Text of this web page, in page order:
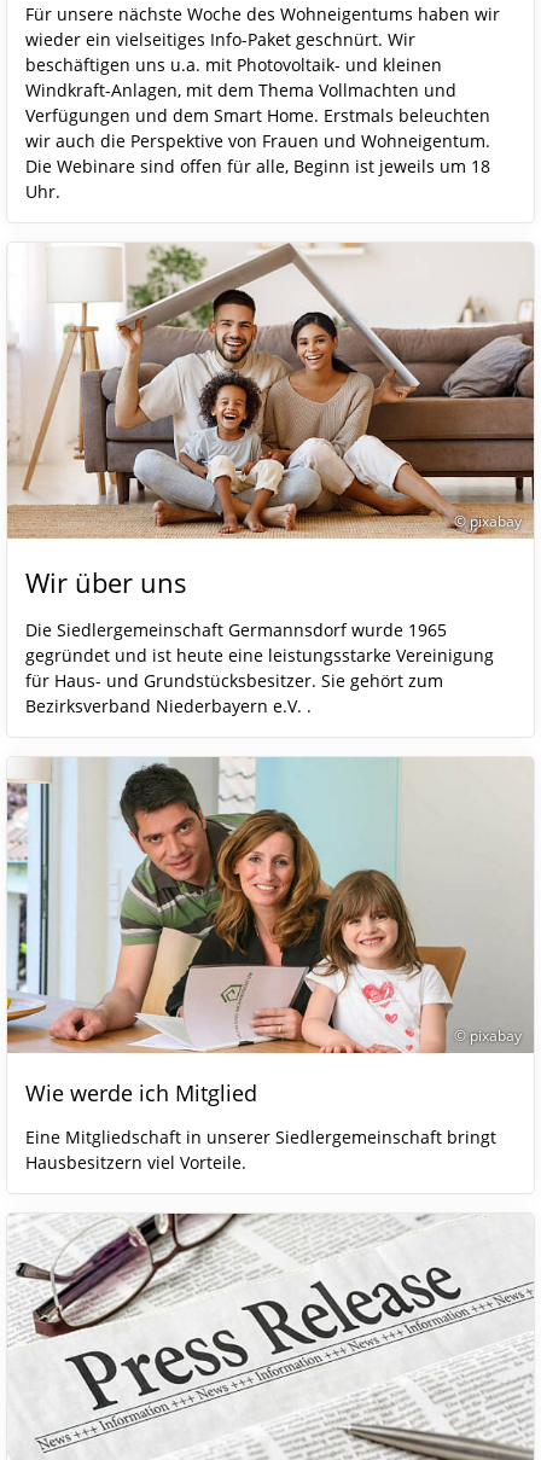
Für unsere nächste Woche des Wohneigentums haben wir
wieder ein vielseitiges Info-Paket geschnürt. Wir
beschäftigen uns u.a. mit Photovoltaik- und kleinen
Windkraft-Anlagen, mit dem Thema Vollmachten und
Verfügungen und dem Smart Home. Erstmals beleuchten
wir auch die Perspektive von Frauen und Wohneigentum.
Die Webinare sind offen für alle, Beginn ist jeweils um 18
Uhr.
© pixabay
Wir über uns
Die Siedlergemeinschaft Germannsdorf wurde 1965
gegründet und ist heute eine leistungsstarke Vereinigung
für Haus- und Grundstücksbesitzer. Sie gehört zum
Bezirksverband Niederbayern e.V. .
© pixabay
Wie werde ich Mitglied
Eine Mitgliedschaft in unserer Siedlergemeinschaft bringt
Hausbesitzern viel Vorteile.